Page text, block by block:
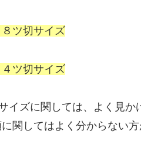
ツ切サイズ
ツ切サイズ
イズに関しては、よく見
関してはよく分からない方